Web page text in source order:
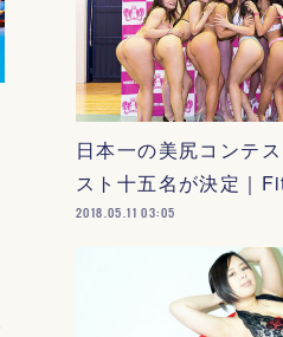
日本一の美尻コンテ
スト十五名が決定｜
2018.05.11 03:05